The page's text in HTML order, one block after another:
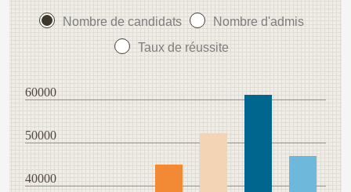
Nombre de candidats
Nombre d'admis
Taux de réussite
60000
50000
40000